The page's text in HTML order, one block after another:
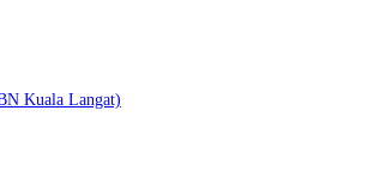
Kuala Langat)